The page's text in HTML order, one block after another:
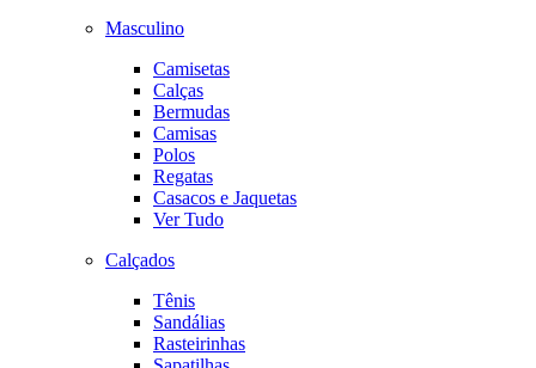
Masculino
Camisetas
Calças
Bermudas
Camisas
Polos
Regatas
Casacos e Jaquetas
Ver Tudo
Calçados
Tênis
Sandálias
Rasteirinhas